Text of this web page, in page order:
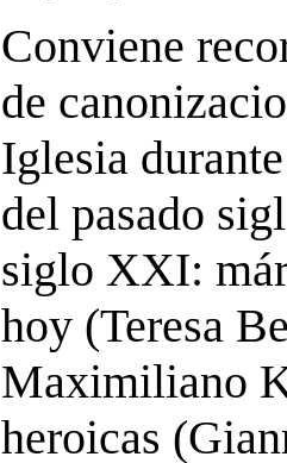
Conviene
de
Iglesia
del pasado
siglo XXI:
hoy (Teresa
Maximiliano
heroicas